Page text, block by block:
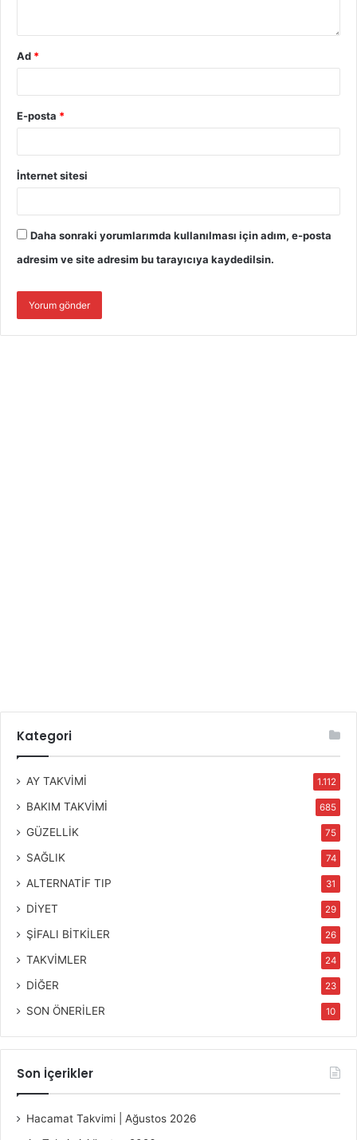
Ad *
E-posta *
İnternet sitesi
Daha sonraki yorumlarımda kullanılması için adım, e-posta
adresim ve site adresim bu tarayıcıya kaydedilsin.
Kategori
AY TAKVİMİ 1.112
BAKIM TAKVİMİ 685
GÜZELLİK 75
SAĞLIK 74
ALTERNATİF TIP 31
DİYET 29
ŞİFALI BİTKİLER 26
TAKVİMLER 24
DİĞER 23
SON ÖNERİLER 10
Son İçerikler
Hacamat Takvimi | Ağustos 2026